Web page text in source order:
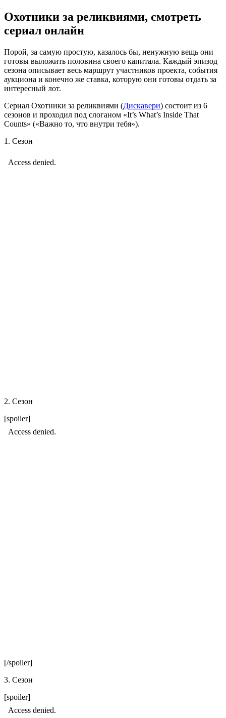
Охотники за реликвиями, смотреть
сериал онлайн
Порой, за самую простую, казалось бы, ненужную вещь они
готовы выложить половина своего капитала. Каждый эпизод
сезона описывает весь маршрут участников проекта, события
аукциона и конечно же ставка, которую они готовы отдать за
интересный лот.
Сериал Охотники за реликвиями (Дискавери) состоит из 6
сезонов и проходил под слоганом «It’s What’s Inside That
Counts» («Важно то, что внутри тебя»).
1. Сезон
2. Сезон
[spoiler]
[/spoiler]
3. Сезон
[spoiler]